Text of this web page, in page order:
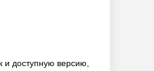
и доступную версию,